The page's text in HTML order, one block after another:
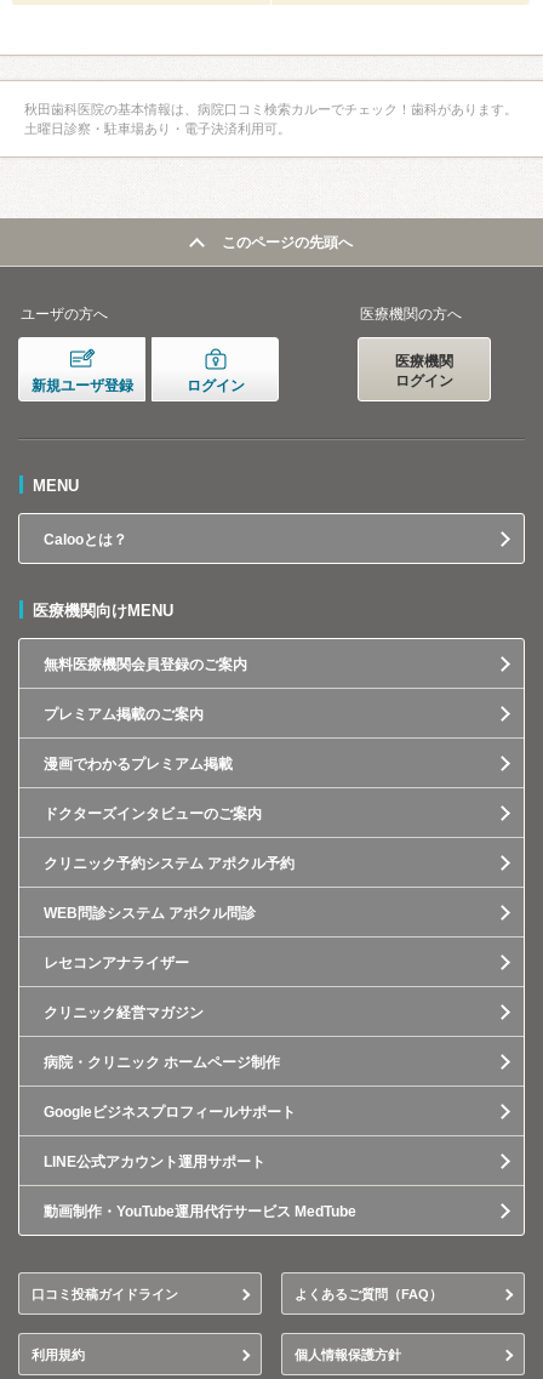
秋田歯科医院の基本情報は、病院口コミ検索カルーでチェック！歯科があります。
土曜日診察・駐車場あり・電子決済利用可。
このページの先頭へ
ユーザの方へ
新規ユーザ登録 ログイン
医療機関の方へ
医療機関
ログイン
MENU
Calooとは？
医療機関向けMENU
無料医療機関会員登録のご案内
プレミアム掲載のご案内
漫画でわかるプレミアム掲載
ドクターズインタビューのご案内
クリニック予約システム アポクル予約
WEB問診システム アポクル問診
レセコンアナライザー
クリニック経営マガジン
病院・クリニック ホームページ制作
Googleビジネスプロフィールサポート
LINE公式アカウント運用サポート
動画制作・YouTube運用代行サービス MedTube
口コミ投稿ガイドライン よくあるご質問（FAQ）
利用規約 個人情報保護方針